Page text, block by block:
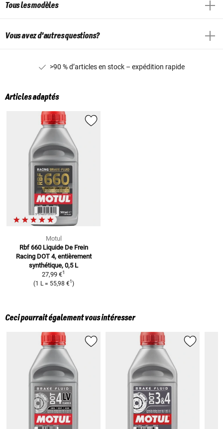
Tous les modèles
Vous avez d'autres questions?
>90 % d’articles en stock – expédition rapide
Articles adaptés
Motul
Rbf 660 Liquide De Frein
Racing DOT 4, entièrement
synthétique, 0,5 L
27,99 €1
(1 L = 55,98 €1 )
Ceci pourrait également vous intéresser